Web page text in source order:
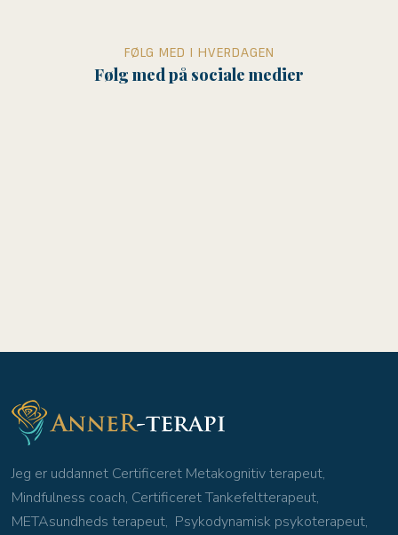
FØLG MED I HVERDAGEN
Følg med på sociale medier
Jeg er uddannet Certificeret Metakognitiv terapeut,
Mindfulness coach, Certificeret Tankefeltterapeut,
METAsundheds terapeut, Psykodynamisk psykoterapeut,